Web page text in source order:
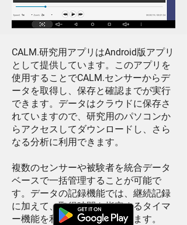
CALM.研究用アプリはAndroid版アプリ
として提供しています。このアプリを
使用することでCALM.センサーからデ
ータを取得し、保存と確認までが実行
できます。データはクラウドに保存さ
れていますので、研究用のパソコンか
らアクセスしてダウンロードし、さら
なる分析に利用できます。
複数のセンサーや被験者を統合データ
ベースで一括管理することが可能で
す。データの記録機能では、継続記録
に加えて、取得時間を指定するタイマ
ー機能を利用することもできます。